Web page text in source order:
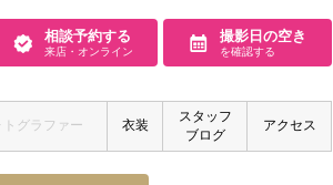
相談予約する
来店・オンライン
撮影日の空き
を確認する
トグラファー 衣装
スタッフ
ブログ
アクセス